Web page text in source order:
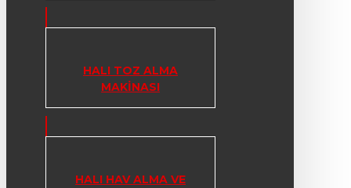
HALI TOZ ALMA
MAKINASI
HALI HAV ALMA VE